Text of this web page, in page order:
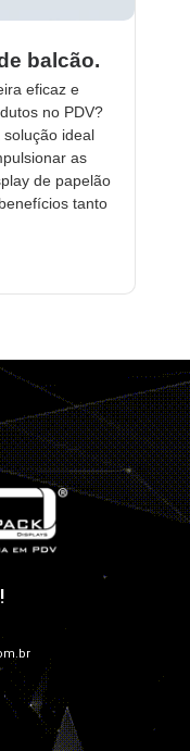
balcão.
eficaz e
no PDV?
solução ideal
as
de papelão
tanto